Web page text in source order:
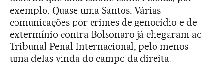
exemplo. Quase uma Santos. Várias
comunicações por crimes de genocídio e de
extermínio contra Bolsonaro já chegaram ao
Tribunal Penal Internacional, pelo menos
uma delas vinda do campo da direita.